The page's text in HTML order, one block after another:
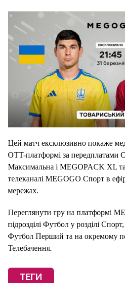
Цей матч ексклюзивно покаже
OTT-платформі за передплатами
Максимальна і MEGOPACK XL
телеканалі MEGOGO Спорт в
мережах.
Переглянути гру на платформі
підрозділі Футбол у розділі
Футбол Перший та на окремому
Телебачення.
ТЕГИ